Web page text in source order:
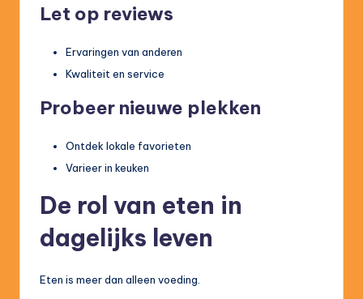
Let op reviews
Ervaringen van anderen
Kwaliteit en service
Probeer nieuwe plekken
Ontdek lokale favorieten
Varieer in keuken
De rol van eten in
dagelijks leven
Eten is meer dan alleen voeding.